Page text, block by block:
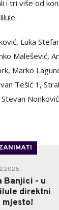
i tri više od
Luka
Malešević,
Marko
Tešić 1,
Banjici - u
direktni
mjesto!